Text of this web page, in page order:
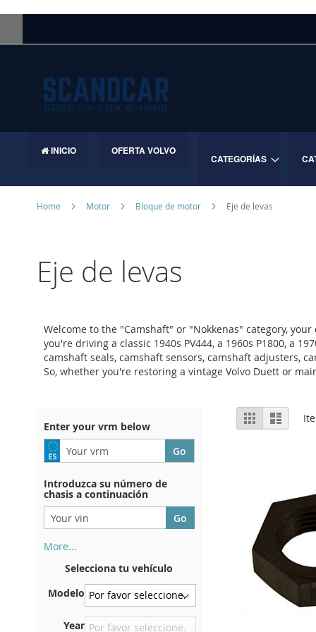
to
INICIO OFERTA VOLVO
CATEGORÍAS
Home Motor Bloque de motor Eje de levas
Eje de levas
Welcome to the "Camshaft" or "Nokkenas" category,
you're driving a classic 1940s PV444, a 1960s P1800, a
camshaft seals, camshaft sensors, camshaft adjusters,
So, whether you're restoring a vintage Volvo Duett or
View
as
Grid List
Enter your vrm below
Introduzca su número de
chasis a continuación
More...
encuentra en el reverso de su
certificado de registro. Y
también en el coche.
En la placa inferior del
Selecciona tu vehículo
Modelo
Year